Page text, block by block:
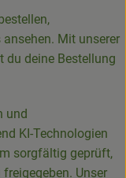
Mit unserer
du deine Bestellung
und
KI-Technologien
sorgfältig geprüft,
Unser